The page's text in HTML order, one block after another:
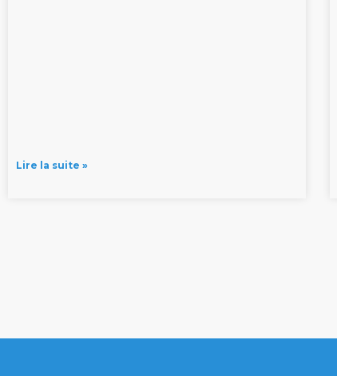
Lire la suite »